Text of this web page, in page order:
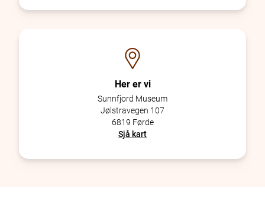
Her er vi
Sunnfjord Museum
Jølstravegen 107
6819 Førde
Sjå kart